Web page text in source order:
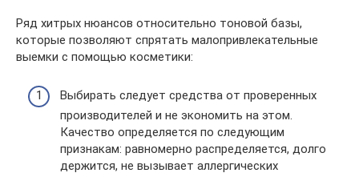
Ряд хитрых нюансов относительно тоновой базы,
которые позволяют спрятать малопривлекательные
выемки с помощью косметики:
Выбирать следует средства от проверенных
производителей и не экономить на этом.
Качество определяется по следующим
признакам: равномерно распределяется, долго
держится, не вызывает аллергических